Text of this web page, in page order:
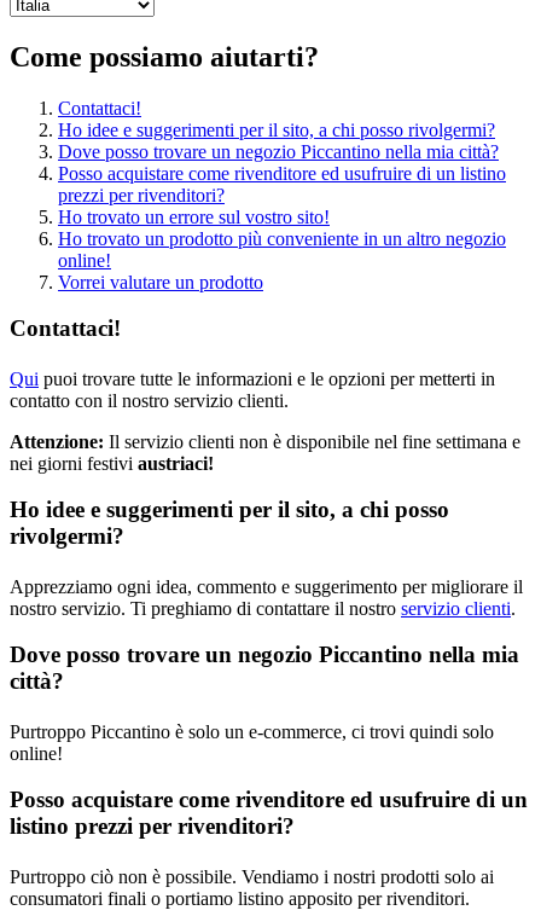
Come possiamo aiutarti?
Contattaci!
Ho idee e suggerimenti per il sito, a chi posso rivolgermi?
Dove posso trovare un negozio Piccantino nella mia città?
Posso acquistare come rivenditore ed usufruire di un listino
prezzi per rivenditori?
Ho trovato un errore sul vostro sito!
Ho trovato un prodotto più conveniente in un altro negozio
online!
Vorrei valutare un prodotto
Contattaci!
Qui puoi trovare tutte le informazioni e le opzioni per metterti in
contatto con il nostro servizio clienti.
Attenzione: Il servizio clienti non è disponibile nel fine settimana e
nei giorni festivi austriaci!
Ho idee e suggerimenti per il sito, a chi posso
rivolgermi?
Apprezziamo ogni idea, commento e suggerimento per migliorare il
nostro servizio. Ti preghiamo di contattare il nostro servizio clienti.
Dove posso trovare un negozio Piccantino nella mia
città?
Purtroppo Piccantino è solo un e-commerce, ci trovi quindi solo
online!
Posso acquistare come rivenditore ed usufruire di un
listino prezzi per rivenditori?
Purtroppo ciò non è possibile. Vendiamo i nostri prodotti solo ai
consumatori finali o portiamo listino apposito per rivenditori.